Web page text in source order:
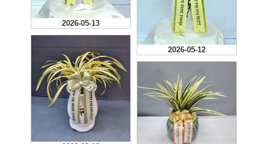
2026-05-13
2026-05-12